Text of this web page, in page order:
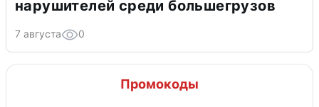
нарушителей среди большегрузов
7 августа 0
Промокоды